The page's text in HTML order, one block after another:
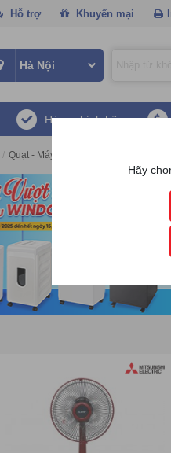
Hỗ trợ Khuyến mại
Hàng chính hãng
/ Quạt - Máy làm mát / Quạt bàn
Hãy